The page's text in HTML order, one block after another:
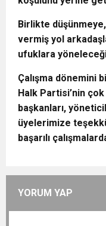
Birlikte
vermiş yol
ufuklara
Çalışma dönemini
Halk Partisi’nin
başkanları,
üyelerimize
başarılı
YORUM YAP